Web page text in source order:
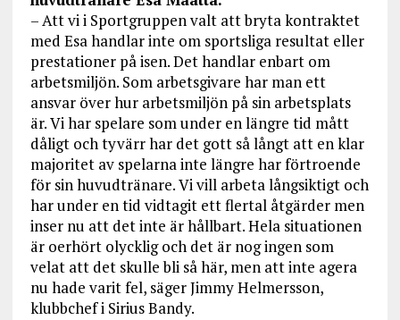
– Att vi i Sportgruppen valt att bryta kontraktet
med Esa handlar inte om sportsliga resultat eller
prestationer på isen. Det handlar enbart om
arbetsmiljön. Som arbetsgivare har man ett
ansvar över hur arbetsmiljön på sin arbetsplats
är. Vi har spelare som under en längre tid mått
dåligt och tyvärr har det gott så långt att en klar
majoritet av spelarna inte längre har förtroende
för sin huvudtränare. Vi vill arbeta långsiktigt och
har under en tid vidtagit ett flertal åtgärder men
inser nu att det inte är hållbart. Hela situationen
är oerhört olycklig och det är nog ingen som
velat att det skulle bli så här, men att inte agera
nu hade varit fel, säger Jimmy Helmersson,
klubbchef i Sirius Bandy.